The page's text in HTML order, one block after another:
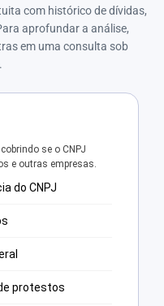
com histórico de dívidas,
aprofundar a análise,
em uma consulta sob
se o CNPJ
e outras empresas.
do CNPJ
protestos